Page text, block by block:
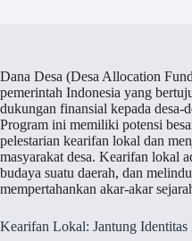
Dana Desa (Desa Allocation
pemerintah Indonesia yang
dukungan finansial kepada desa-
Program ini memiliki potensi
pelestarian kearifan lokal dan
masyarakat desa. Kearifan lokal
budaya suatu daerah, dan
mempertahankan akar-akar
Kearifan Lokal: Jantung Identitas